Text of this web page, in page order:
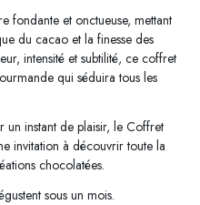
fondante et onctueuse, mettant
du cacao et la finesse des
intensité et subtilité, ce coffret
qui séduira tous les
instant de plaisir, le Coffret
invitation à découvrir toute la
chocolatées.
sous un mois.